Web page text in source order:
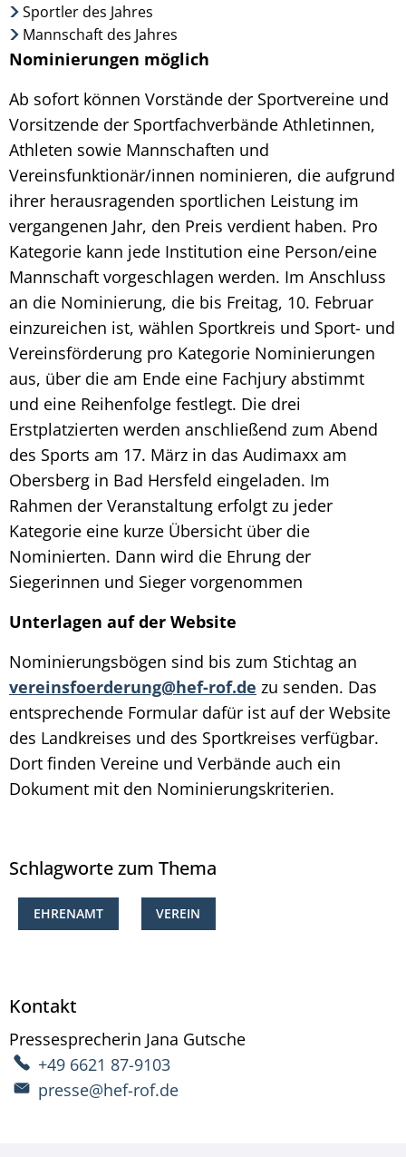
Sportler des Jahres
Mannschaft des Jahres
Nominierungen möglich
Ab sofort können Vorstände der Sportvereine und
Vorsitzende der Sportfachverbände Athletinnen,
Athleten sowie Mannschaften und
Vereinsfunktionär/innen nominieren, die aufgrund
ihrer herausragenden sportlichen Leistung im
vergangenen Jahr, den Preis verdient haben. Pro
Kategorie kann jede Institution eine Person/eine
Mannschaft vorgeschlagen werden. Im Anschluss
an die Nominierung, die bis Freitag, 10. Februar
einzureichen ist, wählen Sportkreis und Sport- und
Vereinsförderung pro Kategorie Nominierungen
aus, über die am Ende eine Fachjury abstimmt
und eine Reihenfolge festlegt. Die drei
Erstplatzierten werden anschließend zum Abend
des Sports am 17. März in das Audimaxx am
Obersberg in Bad Hersfeld eingeladen. Im
Rahmen der Veranstaltung erfolgt zu jeder
Kategorie eine kurze Übersicht über die
Nominierten. Dann wird die Ehrung der
Siegerinnen und Sieger vorgenommen
Unterlagen auf der Website
Nominierungsbögen sind bis zum Stichtag an
vereinsfoerderung@hef-rof.de zu senden. Das
entsprechende Formular dafür ist auf der Website
des Landkreises und des Sportkreises verfügbar.
Dort finden Vereine und Verbände auch ein
Dokument mit den Nominierungskriterien.
Schlagworte zum Thema
EHRENAMT VEREIN
Kontakt
Pressesprecherin Jana Gutsche
+49 6621 87-9103
presse@hef-rof.de